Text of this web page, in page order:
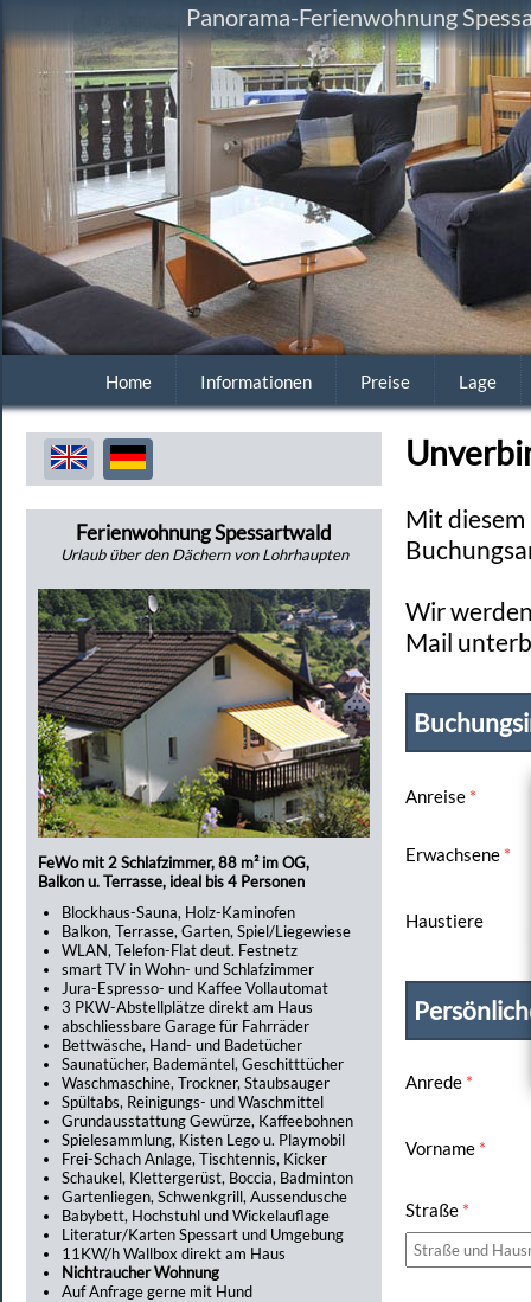
Panorama-Ferienwohnung
Home Informationen Preise Lage
Ferienwohnung Spessartwald
Urlaub über den Dächern von Lohrhaupten
FeWo mit 2 Schlafzimmer, 88 m² im OG,
Balkon u. Terrasse, ideal bis 4 Personen
Blockhaus-Sauna, Holz-Kaminofen
Balkon, Terrasse, Garten, Spiel/Liegewiese
WLAN, Telefon-Flat deut. Festnetz
smart TV in Wohn- und Schlafzimmer
Jura-Espresso- und Kaffee Vollautomat
3 PKW-Abstellplätze direkt am Haus
abschliessbare Garage für Fahrräder
Bettwäsche, Hand- und Badetücher
Saunatücher, Bademäntel, Geschitttücher
Waschmaschine, Trockner, Staubsauger
Spültabs, Reinigungs- und Waschmittel
Grundausstattung Gewürze, Kaffeebohnen
Spielesammlung, Kisten Lego u. Playmobil
Frei-Schach Anlage, Tischtennis, Kicker
Schaukel, Klettergerüst, Boccia, Badminton
Gartenliegen, Schwenkgrill, Aussendusche
Babybett, Hochstuhl und Wickelauflage
Literatur/Karten Spessart und Umgebung
11KW/h Wallbox direkt am Haus
Nichtraucher Wohnung
Auf Anfrage gerne mit Hund
Mit
Wir
Mail
Anreise *
Erwachsene *
Haustiere
Anrede *
Vorname *
Straße *